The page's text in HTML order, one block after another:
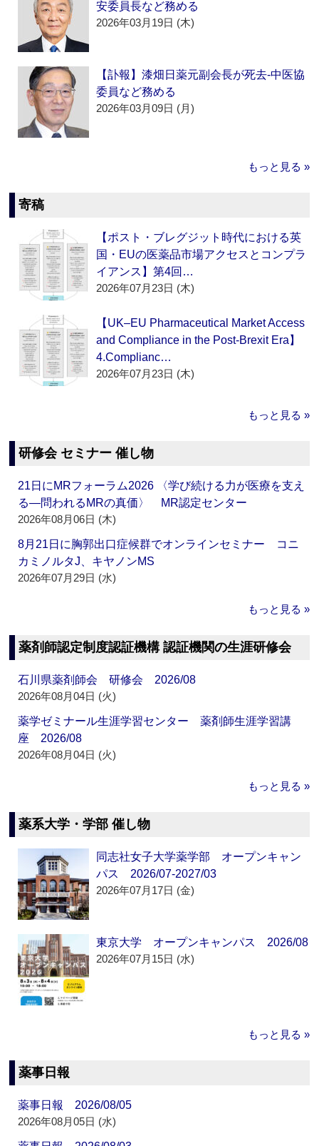
安委員長など務める
2026年03月19日 (木)
【訃報】漆畑日薬元副会長が死去‐中医協
委員など務める
2026年03月09日 (月)
もっと見る »
寄稿
【ポスト・ブレグジット時代における英
国・EUの医薬品市場アクセスとコンプラ
イアンス】第4回…
2026年07月23日 (木)
【UK–EU Pharmaceutical Market Access
and Compliance in the Post-Brexit Era】
4.Complianc…
2026年07月23日 (木)
もっと見る »
研修会 セミナー 催し物
21日にMRフォーラム2026 〈学び続ける力が医療を支え
る―問われるMRの真価〉 MR認定センター
2026年08月06日 (木)
8月21日に胸郭出口症候群でオンラインセミナー コニ
カミノルタJ、キヤノンMS
2026年07月29日 (水)
もっと見る »
薬剤師認定制度認証機構 認証機関の生涯研修会
石川県薬剤師会 研修会 2026/08
2026年08月04日 (火)
薬学ゼミナール生涯学習センター 薬剤師生涯学習講
座 2026/08
2026年08月04日 (火)
もっと見る »
薬系大学・学部 催し物
同志社女子大学薬学部 オープンキャン
パス 2026/07-2027/03
2026年07月17日 (金)
東京大学 オープンキャンパス 2026/08
2026年07月15日 (水)
もっと見る »
薬事日報
薬事日報 2026/08/05
2026年08月05日 (水)